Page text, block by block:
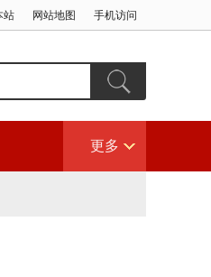
站 网站地图 手机访问
更多